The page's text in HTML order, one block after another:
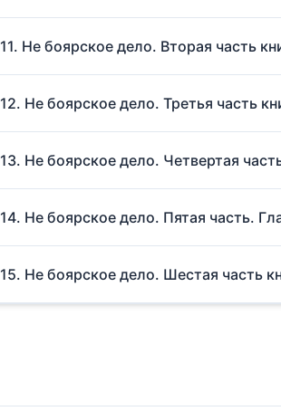
11. Не боярское дело. Вторая часть
12. Не боярское дело. Третья часть
13. Не боярское дело. Четвертая
14. Не боярское дело. Пятая часть.
15. Не боярское дело. Шестая часть